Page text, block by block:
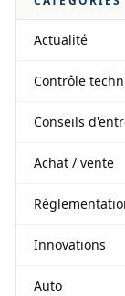
Actualité
Contrôle
Conseils
Achat / vente
Innovations
Auto